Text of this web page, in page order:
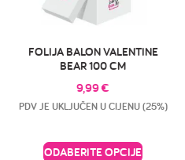
FOLIJA BALON VALENTINE
BEAR 100 CM
9,99€
PDV JE UKLJUČEN U CIJENU (25%)
ODABERITE OPCIJE